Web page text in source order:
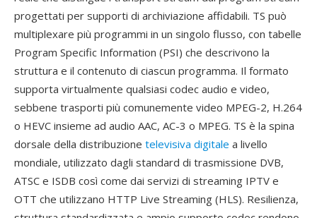
progettati per supporti di archiviazione affidabili. TS può
multiplexare più programmi in un singolo flusso, con tabelle
Program Specific Information (PSI) che descrivono la
struttura e il contenuto di ciascun programma. Il formato
supporta virtualmente qualsiasi codec audio e video,
sebbene trasporti più comunemente video MPEG-2, H.264
o HEVC insieme ad audio AAC, AC-3 o MPEG. TS è la spina
dorsale della distribuzione televisiva digitale a livello
mondiale, utilizzato dagli standard di trasmissione DVB,
ATSC e ISDB così come dai servizi di streaming IPTV e
OTT che utilizzano HTTP Live Streaming (HLS). Resilienza,